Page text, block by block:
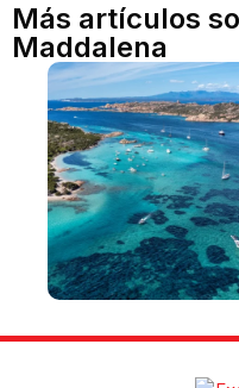
Más artículos
Maddalena
La Maddalena y el